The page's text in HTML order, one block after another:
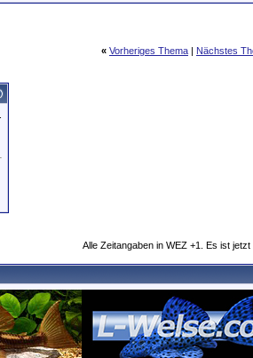
« Vorheriges Thema | Nächstes
Alle Zeitangaben in WEZ +1. Es ist jetzt